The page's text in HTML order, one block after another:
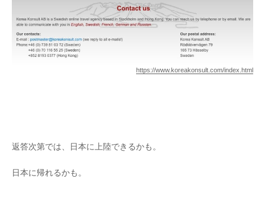
https://www.koreakonsult.com/index.html
返答次第では、日本に上陸できるかも。
日本に帰れるかも。